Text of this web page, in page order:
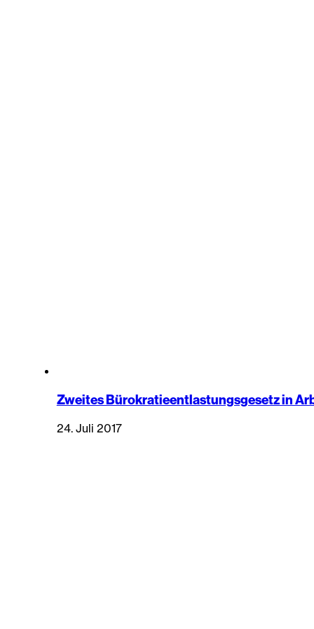
Zweites Bürokratieentlastungsgesetz in
24. Juli 2017